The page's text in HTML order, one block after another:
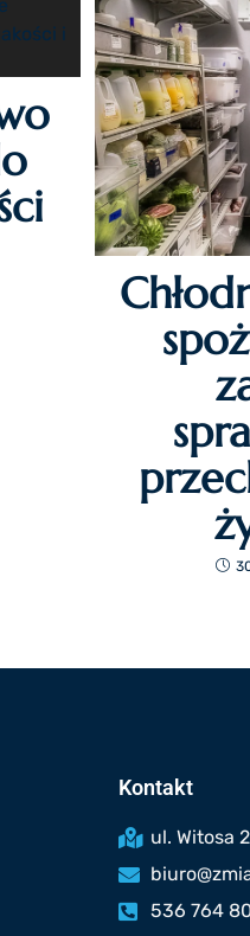
Kontakt
ul. Witosa
536 764